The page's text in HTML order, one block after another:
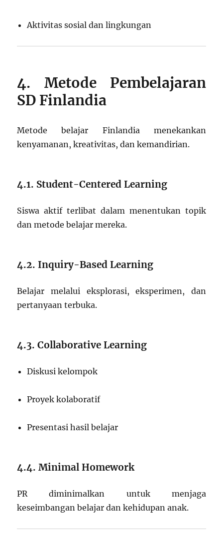
Aktivitas sosial dan lingkungan
4. Metode Pembelajaran
SD Finlandia
Metode belajar Finlandia menekankan
kenyamanan, kreativitas, dan kemandirian.
4.1. Student-Centered Learning
Siswa aktif terlibat dalam menentukan topik
dan metode belajar mereka.
4.2. Inquiry-Based Learning
Belajar melalui eksplorasi, eksperimen, dan
pertanyaan terbuka.
4.3. Collaborative Learning
Diskusi kelompok
Proyek kolaboratif
Presentasi hasil belajar
4.4. Minimal Homework
PR diminimalkan untuk menjaga
keseimbangan belajar dan kehidupan anak.